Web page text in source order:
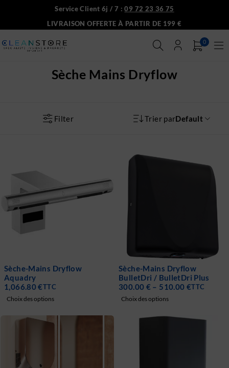
Service Client 6j / 7 :09 72 23 36 75
LIVRAISON OFFERTE À PARTIR DE 199 €
0
Sèche Mains Dryflow
Filter Trier parDefault
Sèche-Mains Dryflow
Aquadry
1,066.80€TTC
Choix des options
Sèche-Mains Dryflow
BulletDri / BulletDri Plus
300.00 € – 510.00 €TTC
Choix des options